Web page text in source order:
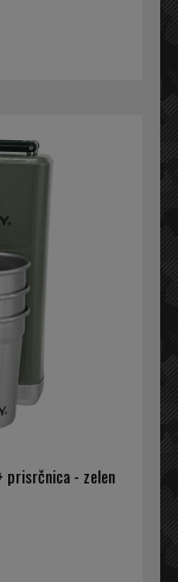
prisrčnica - zelen